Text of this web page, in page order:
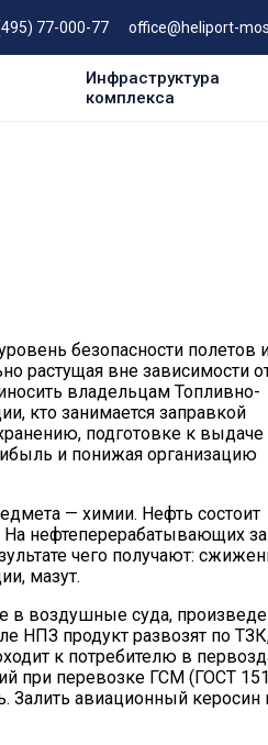
77-000-77 office@heliport-
Инфраструктура
комплекса
безопасности полетов
растущая вне зависимости
владельцам Топливно-
кто занимается заправкой
подготовке к выдаче
и понижая организацию
— химии. Нефть состоит
На нефтеперерабатывающих
чего получают:
мазут.
в воздушные суда,
НПЗ продукт развозят по
к потребителю в
при перевозке ГСМ (ГОСТ
Залить авиационный керосин